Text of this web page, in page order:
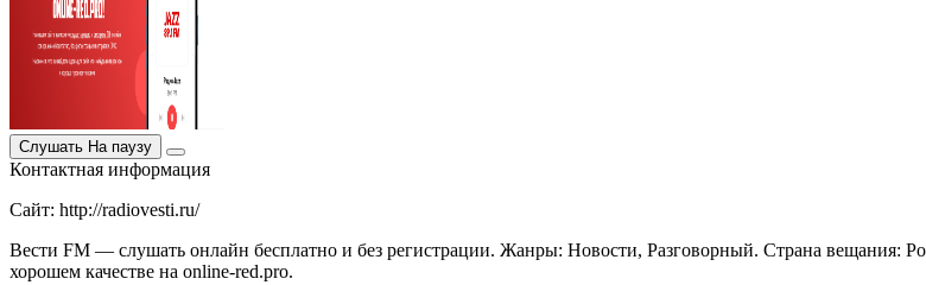
Слушать На паузу
Контактная информация
Сайт: http://radiovesti.ru/
Вести FM — слушать онлайн бесплатно и без регистрации. Жанры: Новости, Разговорный. Страна вещания:
хорошем качестве на online-red.pro.